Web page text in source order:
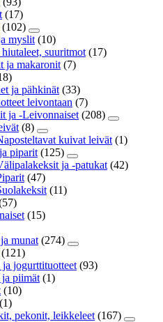
(17)
(102)
myslit (10)
hiutaleet, suuritmot (17)
ja makaronit (7)
ja pähkinät (33)
leivontaan (7)
ja -Leivonnaiset (208)
(8)
kuivat leivät (1)
piparit (125)
ja -patukat (42)
(47)
(11)
(15)
munat (274)
(121)
ja jogurttituotteet (93)
piimät (1)
(10)
(1)
pekonit, leikkeleet (167)